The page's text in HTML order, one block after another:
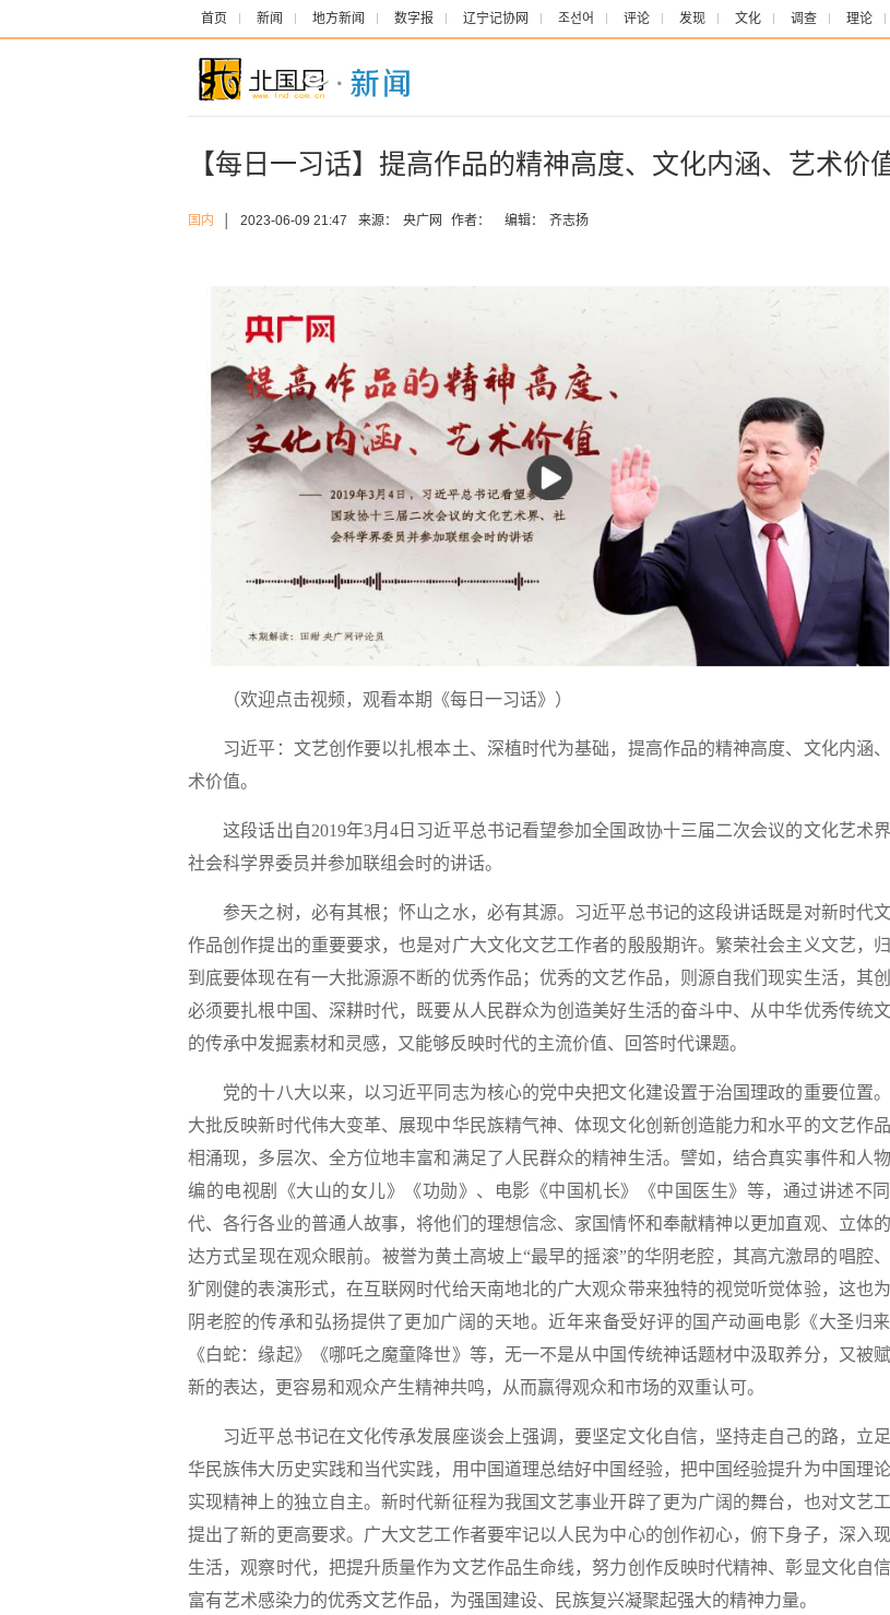
首页 新闻 地方新闻 数字报 辽宁记协网 조선어 评论 发现 文化 调查 理论
【每日一习话】提高作品的精神高度、文化内涵、艺术价
国内 2023-06-09 21:47 来源： 央广网 作者： 编辑： 齐志扬
（欢迎点击视频，观看本期《每日一习话》）
习近平：文艺创作要以扎根本土、深植时代为基础，提高作品的精神高度、文化内涵
术价值。
这段话出自2019年3月4日习近平总书记看望参加全国政协十三届二次会议的文化艺术界
社会科学界委员并参加联组会时的讲话。
参天之树，必有其根；怀山之水，必有其源。习近平总书记的这段讲话既是对新时代
作品创作提出的重要要求，也是对广大文化文艺工作者的殷殷期许。繁荣社会主义文艺，
到底要体现在有一大批源源不断的优秀作品；优秀的文艺作品，则源自我们现实生活，其
必须要扎根中国、深耕时代，既要从人民群众为创造美好生活的奋斗中、从中华优秀传统
的传承中发掘素材和灵感，又能够反映时代的主流价值、回答时代课题。
党的十八大以来，以习近平同志为核心的党中央把文化建设置于治国理政的重要位置
大批反映新时代伟大变革、展现中华民族精气神、体现文化创新创造能力和水平的文艺作
相涌现，多层次、全方位地丰富和满足了人民群众的精神生活。譬如，结合真实事件和人
编的电视剧《大山的女儿》《功勋》、电影《中国机长》《中国医生》等，通过讲述不
代、各行各业的普通人故事，将他们的理想信念、家国情怀和奉献精神以更加直观、立体
达方式呈现在观众眼前。被誉为黄土高坡上“最早的摇滚”的华阴老腔，其高亢激昂的唱腔
犷刚健的表演形式，在互联网时代给天南地北的广大观众带来独特的视觉听觉体验，这也
阴老腔的传承和弘扬提供了更加广阔的天地。近年来备受好评的国产动画电影《大圣归来
《白蛇：缘起》《哪吒之魔童降世》等，无一不是从中国传统神话题材中汲取养分，又被
新的表达，更容易和观众产生精神共鸣，从而赢得观众和市场的双重认可。
习近平总书记在文化传承发展座谈会上强调，要坚定文化自信，坚持走自己的路，立
华民族伟大历史实践和当代实践，用中国道理总结好中国经验，把中国经验提升为中国理论
实现精神上的独立自主。新时代新征程为我国文艺事业开辟了更为广阔的舞台，也对文艺
提出了新的更高要求。广大文艺工作者要牢记以人民为中心的创作初心，俯下身子，深入
生活，观察时代，把提升质量作为文艺作品生命线，努力创作反映时代精神、彰显文化自信
富有艺术感染力的优秀文艺作品，为强国建设、民族复兴凝聚起强大的精神力量。